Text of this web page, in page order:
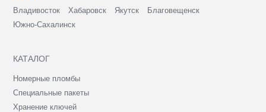
Владивосток Хабаровск Якутск
Благовещенск
Южно-Сахалинск
КАТАЛОГ
Номерные пломбы
Специальные пакеты
Хранение ключей